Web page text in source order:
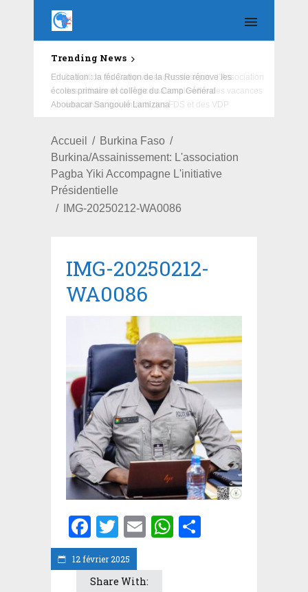
Trending News
Education : la fédération de la Russie rénove les
écoles primaire et collège du Camp Général
Aboubacar Sangoulé Lamizana
Accueil
Burkina Faso
Burkina/Assainissement: L'association
Pagba Yiki Accompagne L'initiative
Présidentielle
IMG-20250212-WA0086
12 février 2025
IMG-20250212-
WA0086
Facebook
Twitter
EmailWhatsApp
Share With: